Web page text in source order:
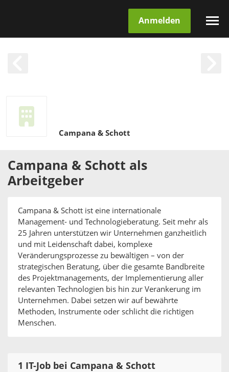
Anmelden
Campana & Schott
Campana & Schott als
Arbeitgeber
Campana & Schott ist eine internationale
Management- und Technologieberatung. Seit mehr als
25 Jahren unterstützen wir Unternehmen ganzheitlich
und mit Leidenschaft dabei, komplexe
Veränderungsprozesse zu bewältigen – von der
strategischen Beratung, über die gesamte Bandbreite
des Projektmanagements, der Implementierung aller
relevanten Technologien bis hin zur Verankerung im
Unternehmen. Dabei setzen wir auf bewährte
Methoden, Instrumente oder schlicht die richtigen
Menschen.
1 IT-Job bei Campana & Schott